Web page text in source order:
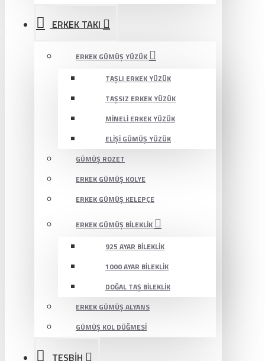
ERKEK TAKI
ERKEK GÜMÜŞ YÜZÜK
TAŞLI ERKEK YÜZÜK
TAŞSIZ ERKEK YÜZÜK
MINELI ERKEK YÜZÜK
ELIŞI GÜMÜŞ YÜZÜK
GÜMÜŞ ROZET
ERKEK GÜMÜŞ KOLYE
ERKEK GÜMÜŞ KELEPÇE
ERKEK GÜMÜŞ BILEKLIK
925 AYAR BILEKLIK
1000 AYAR BILEKLIK
DOĞAL TAŞ BILEKLIK
ERKEK GÜMÜŞ ALYANS
GÜMÜŞ KOL DÜĞMESI
TESBİH